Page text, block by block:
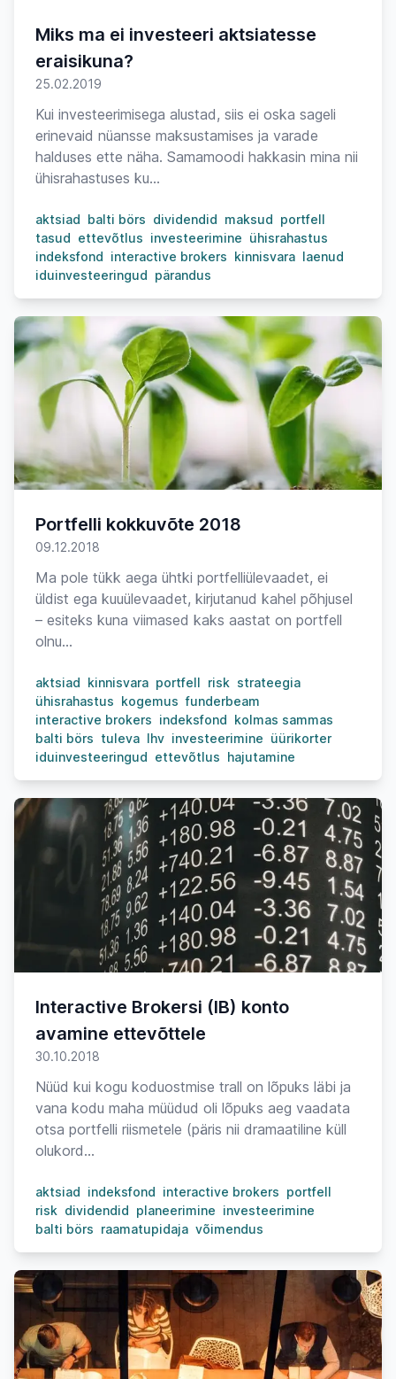
Miks ma ei investeeri aktsiatesse
eraisikuna?
25.02.2019
Kui investeerimisega alustad, siis ei oska sageli
erinevaid nüansse maksustamises ja varade
halduses ette näha. Samamoodi hakkasin mina nii
ühisrahastuses ku...
aktsiad balti börs dividendid maksud portfell
tasud ettevõtlus investeerimine ühisrahastus
indeksfond interactive brokers kinnisvara laenud
iduinvesteeringud pärandus
Portfelli kokkuvõte 2018
09.12.2018
Ma pole tükk aega ühtki portfelliülevaadet, ei
üldist ega kuuülevaadet, kirjutanud kahel põhjusel
– esiteks kuna viimased kaks aastat on portfell
olnu...
aktsiad kinnisvara portfell risk strateegia
ühisrahastus kogemus funderbeam
interactive brokers indeksfond kolmas sammas
balti börs tuleva lhv investeerimine üürikorter
iduinvesteeringud ettevõtlus hajutamine
Interactive Brokersi (IB) konto
avamine ettevõttele
30.10.2018
Nüüd kui kogu koduostmise trall on lõpuks läbi ja
vana kodu maha müüdud oli lõpuks aeg vaadata
otsa portfelli riismetele (päris nii dramaatiline küll
olukord...
aktsiad indeksfond interactive brokers portfell
risk dividendid planeerimine investeerimine
balti börs raamatupidaja võimendus